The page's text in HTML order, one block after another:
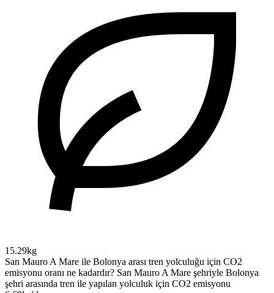
15.29kg
San Mauro A Mare ile Bolonya arası tren yolculuğu için CO2
emisyonu oranı ne kadardır? San Mauro A Mare şehriyle Bolonya
şehri arasında tren ile yapılan yolculuk için CO2 emisyonu